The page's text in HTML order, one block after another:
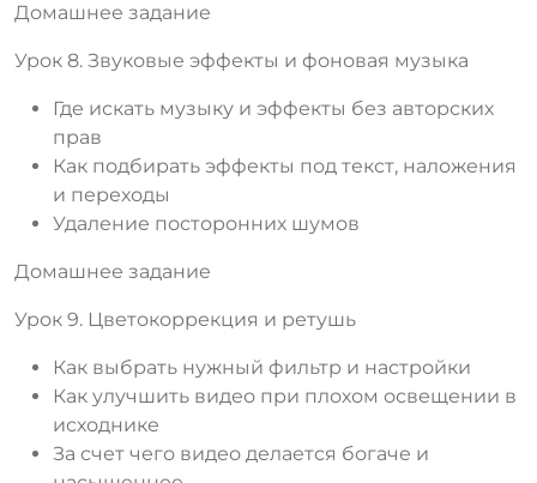
Домашнее задание
Урок 8. Звуковые эффекты и фоновая музыка
Где искать музыку и эффекты без авторских
прав
Как подбирать эффекты под текст, наложения
и переходы
Удаление посторонних шумов
Домашнее задание
Урок 9. Цветокоррекция и ретушь
Как выбрать нужный фильтр и настройки
Как улучшить видео при плохом освещении в
исходнике
За счет чего видео делается богаче и